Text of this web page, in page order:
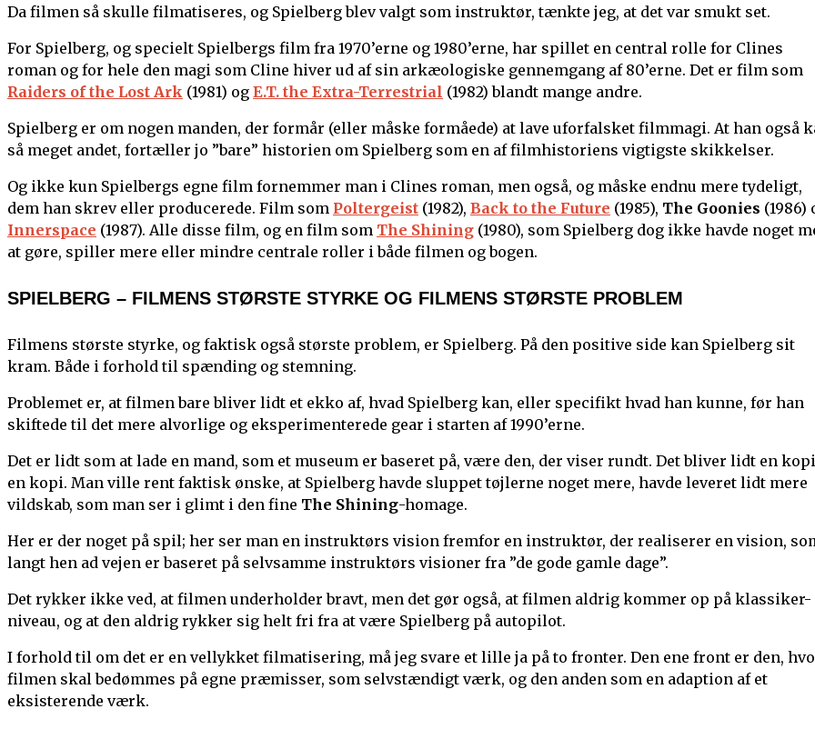
Da filmen så skulle filmatiseres, og Spielberg blev valgt som instruktør, tænkte jeg, at det var smukt set.
For Spielberg, og specielt Spielbergs film fra 1970’erne og 1980’erne, har spillet en central rolle for Clines
roman og for hele den magi som Cline hiver ud af sin arkæologiske gennemgang af 80’erne. Det er film som
Raiders of the Lost Ark (1981) og E.T. the Extra-Terrestrial (1982) blandt mange andre.
Spielberg er om nogen manden, der formår (eller måske formåede) at lave uforfalsket filmmagi. At han også
så meget andet, fortæller jo ”bare” historien om Spielberg som en af filmhistoriens vigtigste skikkelser.
Og ikke kun Spielbergs egne film fornemmer man i Clines roman, men også, og måske endnu mere tydeligt,
dem han skrev eller producerede. Film som Poltergeist (1982), Back to the Future (1985), The Goonies (1986)
Innerspace (1987). Alle disse film, og en film som The Shining (1980), som Spielberg dog ikke havde noget
at gøre, spiller mere eller mindre centrale roller i både filmen og bogen.
SPIELBERG – FILMENS STØRSTE STYRKE OG FILMENS STØRSTE PROBLEM
Filmens største styrke, og faktisk også største problem, er Spielberg. På den positive side kan Spielberg sit
kram. Både i forhold til spænding og stemning.
Problemet er, at filmen bare bliver lidt et ekko af, hvad Spielberg kan, eller specifikt hvad han kunne, før han
skiftede til det mere alvorlige og eksperimenterede gear i starten af 1990’erne.
Det er lidt som at lade en mand, som et museum er baseret på, være den, der viser rundt. Det bliver lidt en
en kopi. Man ville rent faktisk ønske, at Spielberg havde sluppet tøjlerne noget mere, havde leveret lidt mere
vildskab, som man ser i glimt i den fine The Shining-homage.
Her er der noget på spil; her ser man en instruktørs vision fremfor en instruktør, der realiserer en vision,
langt hen ad vejen er baseret på selvsamme instruktørs visioner fra ”de gode gamle dage”.
Det rykker ikke ved, at filmen underholder bravt, men det gør også, at filmen aldrig kommer op på klassiker-
niveau, og at den aldrig rykker sig helt fri fra at være Spielberg på autopilot.
I forhold til om det er en vellykket filmatisering, må jeg svare et lille ja på to fronter. Den ene front er den,
filmen skal bedømmes på egne præmisser, som selvstændigt værk, og den anden som en adaption af et
eksisterende værk.